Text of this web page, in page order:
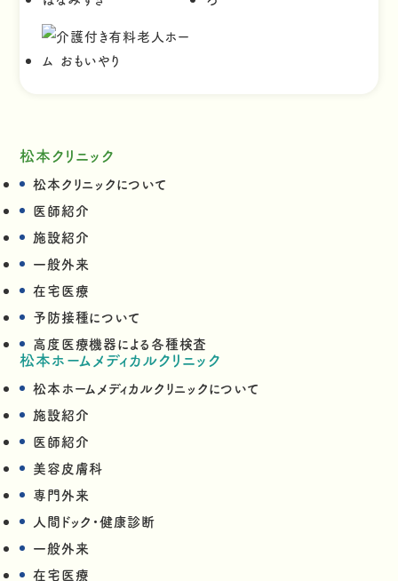
松本クリニック
松本クリニックについて
医師紹介
施設紹介
一般外来
在宅医療
予防接種について
高度医療機器による各種検査
松本ホームメディカルクリニック
松本ホームメディカルクリニックについて
施設紹介
医師紹介
美容皮膚科
専門外来
人間ドック・健康診断
一般外来
在宅医療